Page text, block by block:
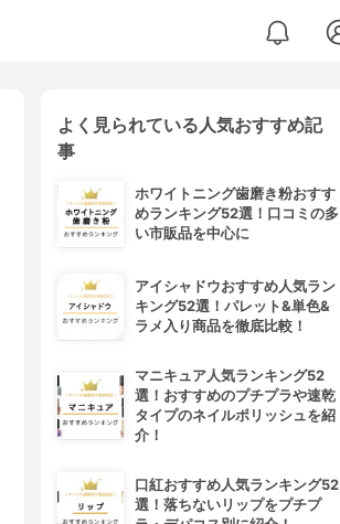
よく見られている人気おすすめ記
事
ホワイトニング歯磨き粉おすす
めランキング52選！口コミの多
い市販品を中心に
アイシャドウおすすめ人気ラン
キング52選！パレット&単色&
ラメ入り商品を徹底比較！
マニキュア人気ランキング52
選！おすすめのプチプラや速乾
タイプのネイルポリッシュを紹
介！
口紅おすすめ人気ランキング52
選！落ちないリップをプチプ